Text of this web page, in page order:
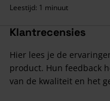
Leestijd: 1 minuut
Klantrecensies
Hier lees je de
product. Hun feedback
van de kwaliteit en het